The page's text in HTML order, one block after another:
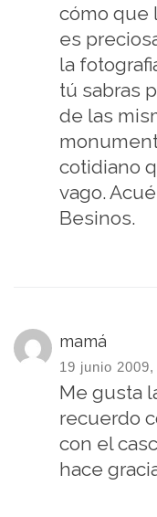
cómo que
es
la
tú sabras
de las
cotidiano
vago.
Besinos.
mamá
19 junio 2009,
Me gusta
recuerdo
con el
hace